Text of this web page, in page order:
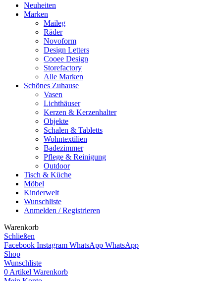
Neuheiten
Marken
Maileg
Räder
Novoform
Design Letters
Cooee Design
Storefactory
Alle Marken
Schönes Zuhause
Vasen
Lichthäuser
Kerzen & Kerzenhalter
Objekte
Schalen & Tabletts
Wohntextilien
Badezimmer
Pflege & Reinigung
Outdoor
Tisch & Küche
Möbel
Kinderwelt
Wunschliste
Anmelden / Registrieren
Warenkorb
Schließen
Facebook Instagram WhatsApp WhatsApp
Shop
Wunschliste
0 Artikel Warenkorb